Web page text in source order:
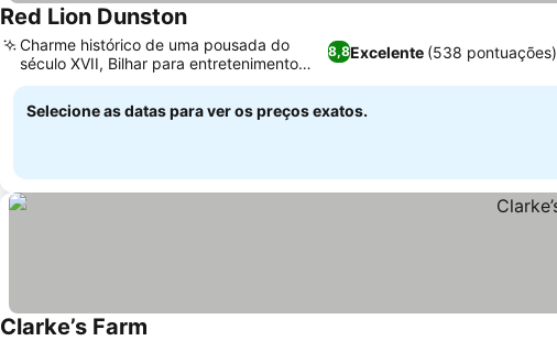
Red Lion Dunston
8,8Excelente (538 pontuações)
Charme histórico de uma pousada do
século XVII, Bilhar para entretenimento
dos hóspedes
Selecione as datas para ver os preços exatos.
Clarke’s Farm